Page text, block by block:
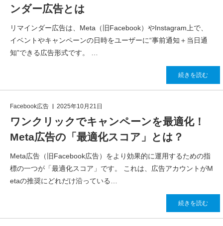
ンダー広告とは
リマインダー広告は、Meta（旧Facebook）やInstagram上で、
イベントやキャンペーンの日時をユーザーに“事前通知＋当日通
知”できる広告形式です。 …
続きを読む
Facebook広告 2025年10月21日
ワンクリックでキャンペーンを最適化！
Meta広告の「最適化スコア」とは？
Meta広告（旧Facebook広告）をより効果的に運用するための指
標の一つが「最適化スコア」です。 これは、広告アカウントがM
etaの推奨にどれだけ沿っている…
続きを読む